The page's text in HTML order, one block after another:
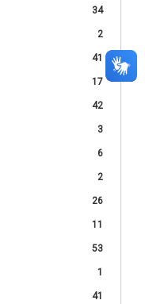
34
2
41
17
42
3
6
2
26
11
53
1
41